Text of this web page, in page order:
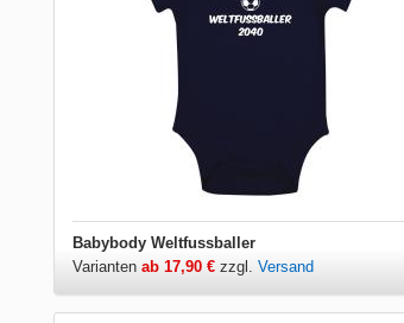
Babybody Weltfussballer
Varianten ab 17,90 € zzgl. Versand